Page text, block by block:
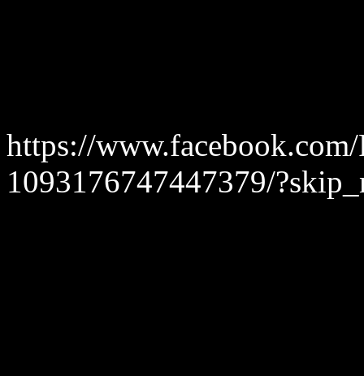
https://
1093176747447379/